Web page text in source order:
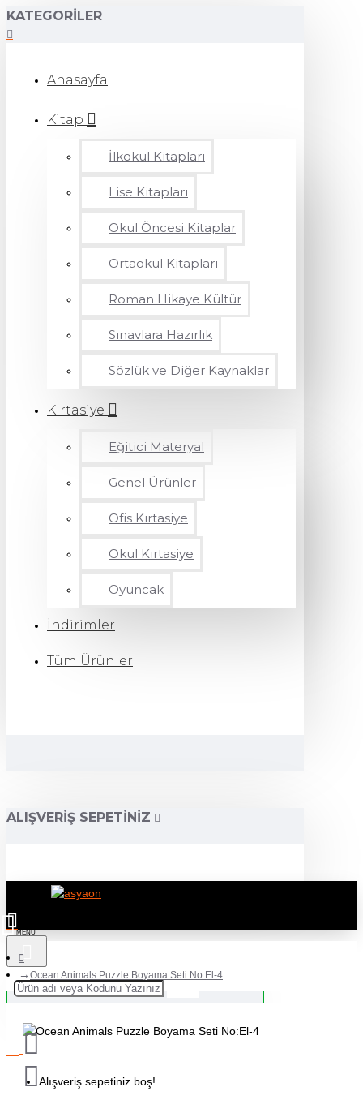
KATEGORILER
Anasayfa
Kitap
İlkokul Kitapları
Lise Kitapları
Okul Öncesi Kitaplar
Ortaokul Kitapları
Roman Hikaye Kültür
Sınavlara Hazırlık
Sözlük ve Diğer Kaynaklar
Kırtasiye
Eğitici Materyal
Genel Ürünler
Ofis Kırtasiye
Okul Kırtasiye
Oyuncak
İndirimler
Tüm Ürünler
ALIŞVERIŞ SEPETINIZ
Alışveriş sepetiniz boş!
Ocean Animals Puzzle Boyama Seti No:El-4